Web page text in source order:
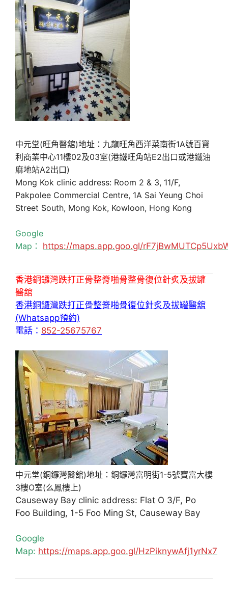
中元堂(旺角醫舘)地址：九龍旺角西洋菜南街1A號百寶
利商業中心11樓02及03室(港鐵旺角站E2出口或港鐵油
麻地站A2出口)
Mong Kok clinic address: Room 2 & 3, 11/F,
Pakpolee Commercial Centre, 1A Sai Yeung Choi
Street South, Mong Kok, Kowloon, Hong Kong
Google
Map： https://maps.app.goo.gl/
香港銅鑼灣跌打正骨整脊啪骨整骨復位針炙及拔罐
醫舘
香港銅鑼灣跌打正骨整脊啪骨復位針炙及拔罐醫舘
(Whatsapp預約)
電話： 852-25675767
中元堂(銅鑼灣醫舘)地址：銅鑼灣富明街1-5號寶富大樓
3樓O室(么鳳樓上)
Causeway Bay clinic address: Flat O 3/F, Po
Foo Building, 1-5 Foo Ming St, Causeway Bay
Google
Map: https://maps.app.goo.gl/HzPiknywAfj1yrNx7